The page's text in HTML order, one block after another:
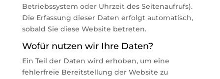
Betriebssystem oder Uhrzeit des Seitenaufrufs).
Die Erfassung dieser Daten erfolgt automatisch,
sobald Sie diese Website betreten.
Wofür nutzen wir Ihre Daten?
Ein Teil der Daten wird erhoben, um eine
fehlerfreie Bereitstellung der Website zu